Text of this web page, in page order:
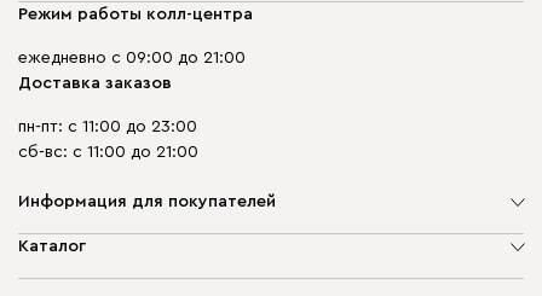
Режим работы колл-центра
ежедневно с 09:00 до 21:00
Доставка заказов
пн-пт: с 11:00 до 23:00
сб-вс: с 11:00 до 21:00
Информация для покупателей
О компании
Каталог